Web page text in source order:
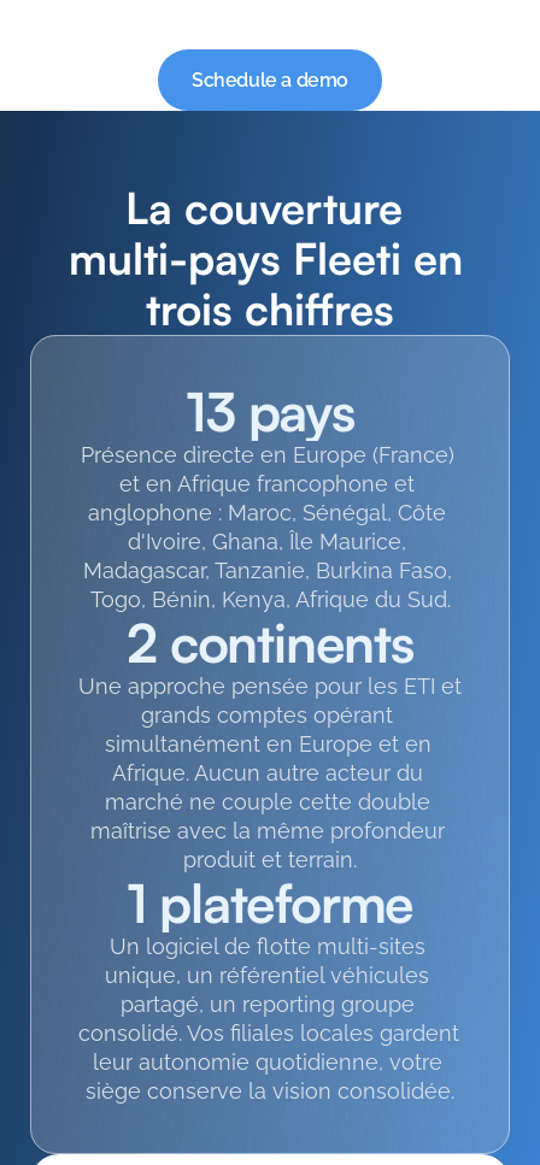
Schedule a demo
La couverture
multi-pays Fleeti en
trois chiffres
13 pays
Présence directe en Europe (France)
et en Afrique francophone et
anglophone : Maroc, Sénégal, Côte
d'Ivoire, Ghana, Île Maurice,
Madagascar, Tanzanie, Burkina Faso,
Togo, Bénin, Kenya, Afrique du Sud.
2 continents
Une approche pensée pour les ETI et
grands comptes opérant
simultanément en Europe et en
Afrique. Aucun autre acteur du
marché ne couple cette double
maîtrise avec la même profondeur
produit et terrain.
1 plateforme
Un logiciel de flotte multi-sites
unique, un référentiel véhicules
partagé, un reporting groupe
consolidé. Vos filiales locales gardent
leur autonomie quotidienne, votre
siège conserve la vision consolidée.